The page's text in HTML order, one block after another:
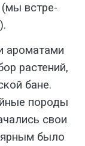
(мы встре­
ароматами
растений,
бане.
породы
свои
было